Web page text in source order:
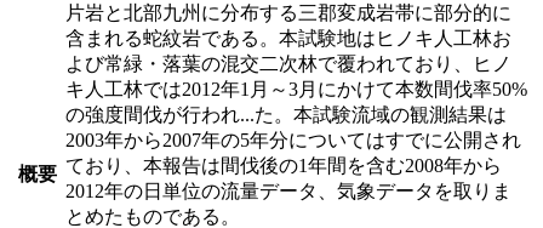
概要
片岩と北部九州に分布する三郡変成岩帯に部分的に
含まれる蛇紋岩である。本試験地はヒノキ人工林お
よび常緑・落葉の混交二次林で覆われており、ヒノ
キ人工林では2012年1月～3月にかけて本数間伐率50%
の強度間伐が行われ...た。本試験流域の観測結果は
2003年から2007年の5年分についてはすでに公開され
ており、本報告は間伐後の1年間を含む2008年から
2012年の日単位の流量データ、気象データを取りま
とめたものである。